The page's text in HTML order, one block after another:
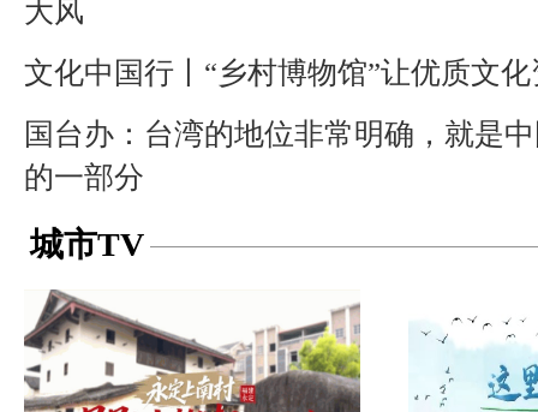
大风
文化中国行丨“乡村博物馆”让优质文
国台办：台湾的地位非常明确，就是
的一部分
城市TV